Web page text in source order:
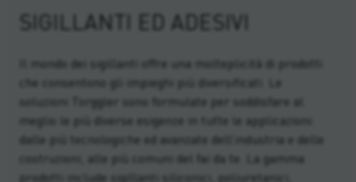
SIGILLANTI ED ADESIVI
Il mondo dei sigillanti offre una molteplicità di prodotti
che consentono gli impieghi più diversificati. Le
soluzioni Torggler sono formulate per soddisfare al
meglio le più diverse esigenze in tutte le applicazioni:
dalle più tecnologiche ed avanzate dell’industria e delle
costruzioni, alle più comuni del fai da te. La gamma
prodotti include sigillanti siliconici, poliuretanici,